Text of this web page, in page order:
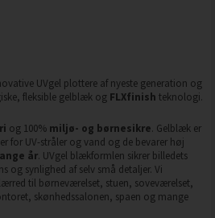
UVgel plottere af nyeste generation og
fleksible gelblæk og FLXfinish teknologi.
og 100% miljø- og børnesikre. Gelblæk er
for UV-stråler og vand og de bevarer høj
år. UVgel blækformlen sikrer billedets
og synlighed af selv små detaljer. Vi
til børneværelset, stuen, soveværelset,
skønhedssalonen, spaen og mange